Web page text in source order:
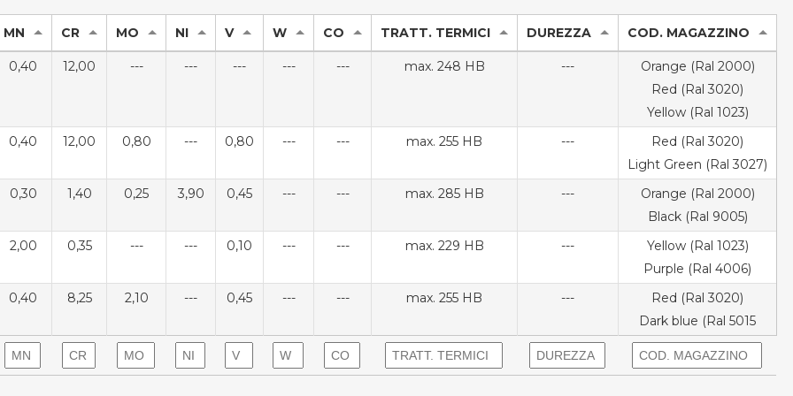
MN CR MO NI V W CO TRATT. TERMICI DUREZZA COD. MAGAZZINO
0,40 12,00 --- --- --- --- --- max. 248 HB ---
Orange (Ral 2000)
Red (Ral 3020)
Yellow (Ral 1023)
0,40
12,00 0,80 --- 0,80 --- --- max. 255 HB ---
Red (Ral 3020)
Light Green (Ral 3027)
0,30
1,40 0,25 3,90 0,45 --- --- max. 285 HB ---
Orange (Ral 2000)
Black (Ral 9005)
2,00
0,35 --- --- 0,10 --- --- max. 229 HB ---
Yellow (Ral 1023)
Purple (Ral 4006)
0,40
8,25 2,10 --- 0,45 --- --- max. 255 HB ---
Red (Ral 3020)
Dark blue (Ral 5015